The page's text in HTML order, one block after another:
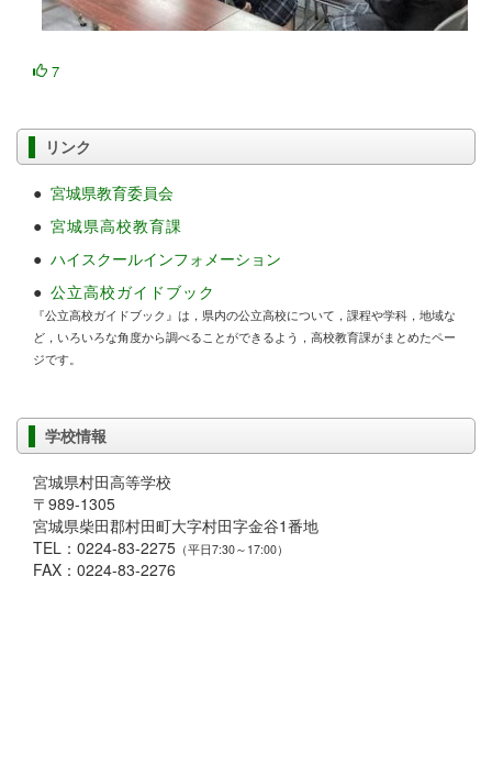
7
リンク
● 宮城県教育委員会
● 宮城県高校教育課
● ハイスクールインフォメーション
● 公立高校ガイドブック
『公立高校ガイドブック』は，県内の公立高校について，課程や学科，地域な
ど，いろいろな角度から調べることができるよう，高校教育課がまとめたペー
ジです。
学校情報
宮城県村田高等学校
〒989-1305
宮城県柴田郡村田町大字村田字金谷1番地
TEL：0224-83-2275 （平日7:30～17:00）
FAX：0224-83-2276